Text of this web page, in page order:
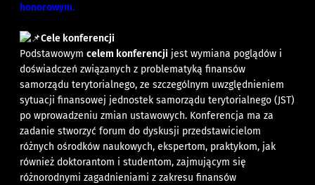
honorowym.
Cele konferencji
Podstawowymcelem konferencji jest wymiana poglądów i
doświadczeń związanych z problematyką finansów
samorządu terytorialnego, ze szczególnym uwzględnieniem
sytuacji finansowej jednostek samorządu terytorialnego (JST)
po wprowadzeniu zmian ustawowych. Konferencja ma za
zadanie stworzyć forum do dyskusji przedstawicielom
różnych ośrodków naukowych, ekspertom, praktykom, jak
również doktorantom i studentom, zajmującym się
różnorodnymi zagadnieniami z zakresu finansów